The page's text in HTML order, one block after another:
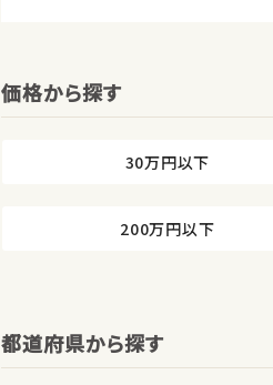
価格から探す
30万円以下
200万円以下
都道府県から探す